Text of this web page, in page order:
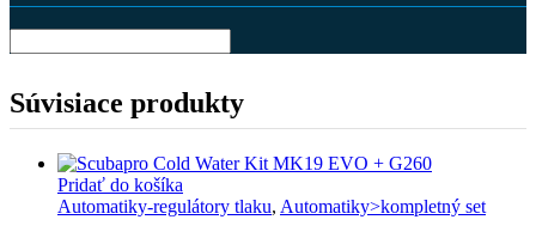
Súvisiace produkty
Pridať do košíka
Automatiky-regulátory tlaku, Automatiky>kompletný set